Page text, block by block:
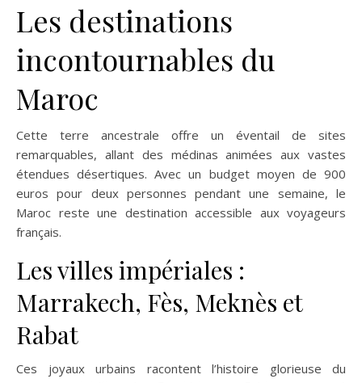
Les destinations
incontournables du
Maroc
Cette terre ancestrale offre un éventail de sites
remarquables, allant des médinas animées aux vastes
étendues désertiques. Avec un budget moyen de 900
euros pour deux personnes pendant une semaine, le
Maroc reste une destination accessible aux voyageurs
français.
Les villes impériales :
Marrakech, Fès, Meknès et
Rabat
Ces joyaux urbains racontent l’histoire glorieuse du